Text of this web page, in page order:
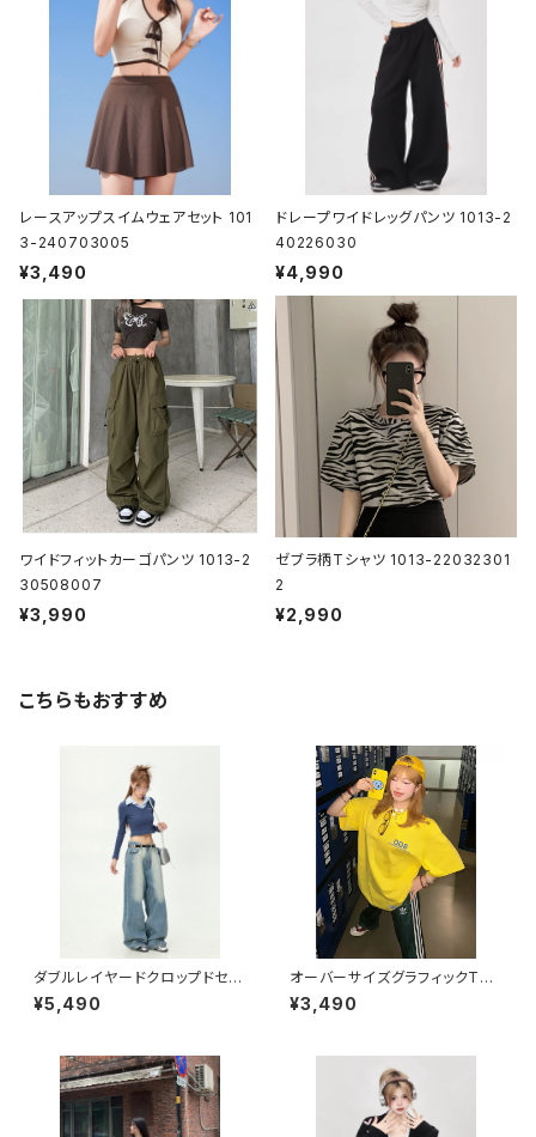
レースアップスイムウェアセット 101
3-240703005
¥3,490
ドレープワイドレッグパンツ 1013-2
40226030
¥4,990
ワイドフィットカーゴパンツ 1013-2
30508007
¥3,990
ゼブラ柄Tシャツ 1013-22032301
2
¥2,990
こちらもおすすめ
ダブルレイヤードクロップドセー
ター 1013-240905008
¥5,490
オーバーサイズグラフィックTシ
ャツ 1013-240806005
¥3,490